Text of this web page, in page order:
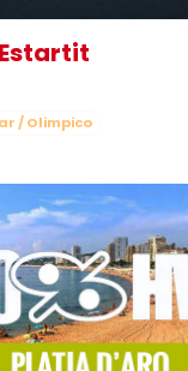
/ Olimpico